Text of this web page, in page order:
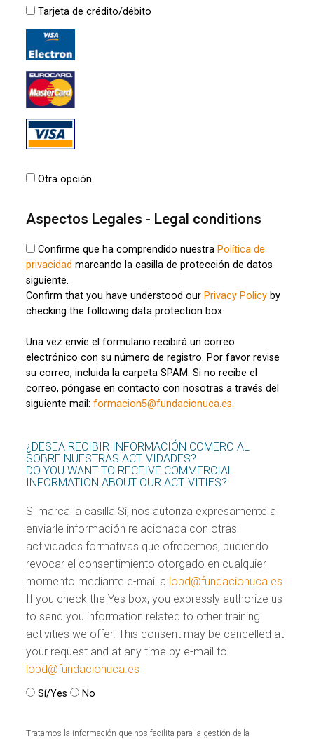
Tarjeta de crédito/débito
Otra opción
Aspectos Legales - Legal conditions
Confirme que ha comprendido nuestra Política de
privacidad marcando la casilla de protección de datos
siguiente.
Confirm that you have understood our Privacy Policy by
checking the following data protection box.
Una vez envíe el formulario recibirá un correo
electrónico con su número de registro. Por favor revise
su correo, incluida la carpeta SPAM. Si no recibe el
correo, póngase en contacto con nosotras a través del
siguiente mail:formacion5@fundacionuca.es.
¿DESEA RECIBIR INFORMACIÓN COMERCIAL
SOBRE NUESTRAS ACTIVIDADES?
DO YOU WANT TO RECEIVE COMMERCIAL
INFORMATION ABOUT OUR ACTIVITIES?
Si marca la casilla Sí, nos autoriza expresamente a
enviarle información relacionada con otras
actividades formativas que ofrecemos, pudiendo
revocar el consentimiento otorgado en cualquier
momento mediante e-mail a lopd@fundacionuca.es
If you check the Yes box, you expressly authorize us
to send you information related to other training
activities we offer. This consent may be cancelled at
your request and at any time by e-mail to
lopd@fundacionuca.es
Sí/Yes No
Tratamos la información que nos facilita para la gestión de la